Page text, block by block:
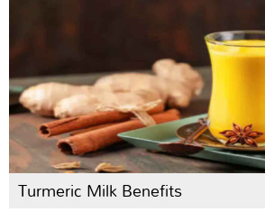
Turmeric Milk Benefits